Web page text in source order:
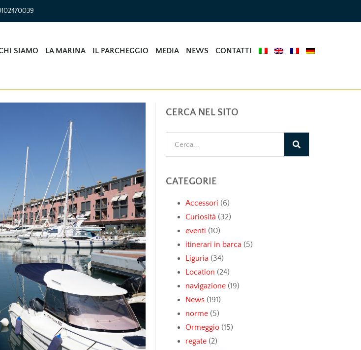
SIAMO LA MARINA IL PARCHEGGIO MEDIA NEWS CONTATTI
CERCA NEL SITO
CATEGORIE
Accessori (6)
Curiosità (32)
eventi (10)
itinerari in barca (5)
Liguria (34)
Location (24)
navigazione (19)
News (191)
norme (5)
Ormeggio (15)
regate (2)